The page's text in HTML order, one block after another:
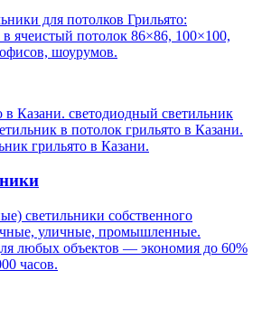
для потолков Грильято:
ячеистый потолок 86×86, 100×100,
шоурумов.
в Казани. светодиодный светильник
в потолок грильято в Казани.
грильято в Казани.
светильники собственного
уличные, промышленные.
любых объектов — экономия до 60%
часов.